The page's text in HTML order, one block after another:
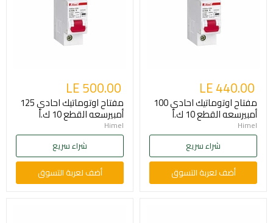
LE 440.00
مفتاح اوتوماتيك احادي 100
أمبيرسعه القطع 10 ك.أ
Himel
شراء سريع
أضف لعربة التسوق
LE 500.00
مفتاح اوتوماتيك احادي 125
أمبيرسعه القطع 10 ك.أ
Himel
شراء سريع
أضف لعربة التسوق